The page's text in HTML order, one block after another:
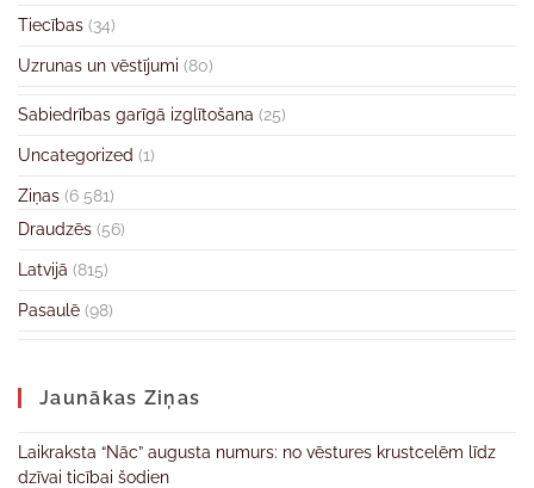
Tiecības (34)
Uzrunas un vēstījumi (80)
Sabiedrības garīgā izglītošana (25)
Uncategorized (1)
Ziņas (6 581)
Draudzēs (56)
Latvijā (815)
Pasaulē (98)
Jaunākas Ziņas
Laikraksta “Nāc” augusta numurs: no vēstures krustcelēm līdz
dzīvai ticībai šodien